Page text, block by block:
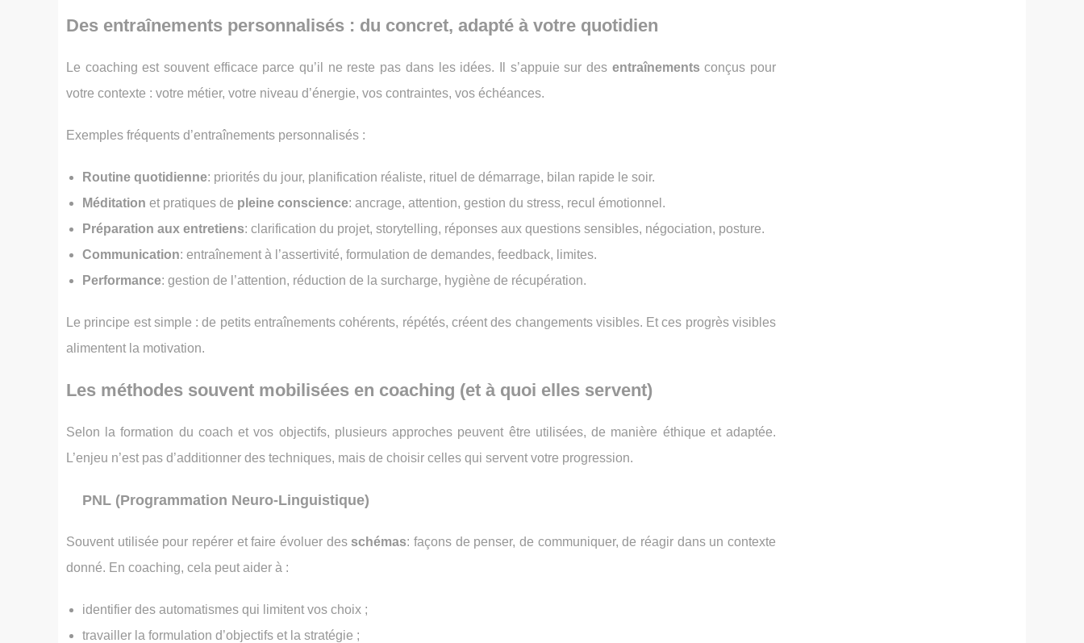
Des entraînements personnalisés : du concret, adapté à votre quotidien
Le coaching est souvent efficace parce qu’il ne reste pas dans les idées. Il s’appuie sur des entraînements conçus pour
votre contexte : votre métier, votre niveau d’énergie, vos contraintes, vos échéances.
Exemples fréquents d’entraînements personnalisés :
Routine quotidienne: priorités du jour, planification réaliste, rituel de démarrage, bilan rapide le soir.
Méditation et pratiques de pleine conscience: ancrage, attention, gestion du stress, recul émotionnel.
Préparation aux entretiens: clarification du projet, storytelling, réponses aux questions sensibles, négociation, posture.
Communication: entraînement à l’assertivité, formulation de demandes, feedback, limites.
Performance: gestion de l’attention, réduction de la surcharge, hygiène de récupération.
Le principe est simple : de petits entraînements cohérents, répétés, créent des changements visibles. Et ces progrès visibles
alimentent la motivation.
Les méthodes souvent mobilisées en coaching (et à quoi elles servent)
Selon la formation du coach et vos objectifs, plusieurs approches peuvent être utilisées, de manière éthique et adaptée.
L’enjeu n’est pas d’additionner des techniques, mais de choisir celles qui servent votre progression.
PNL (Programmation Neuro-Linguistique)
Souvent utilisée pour repérer et faire évoluer des schémas: façons de penser, de communiquer, de réagir dans un contexte
donné. En coaching, cela peut aider à :
identifier des automatismes qui limitent vos choix ;
travailler la formulation d’objectifs et la stratégie ;